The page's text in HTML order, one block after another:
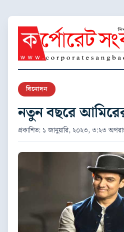
বিনোদন
নতুন বছরে
প্রকাশিত: ১ জানুয়ারি, ২০২৩, ৩:২৩